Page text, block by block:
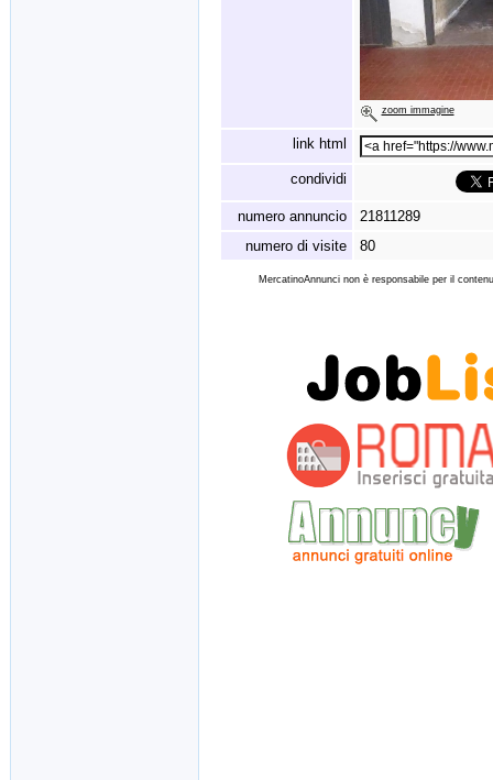
zoom immagine
link html
condividi
numero annuncio
21811289
numero di visite
80
MercatinoAnnunci non è responsabile per il